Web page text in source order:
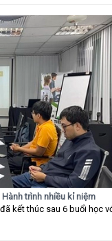
trình nhiều kỉ niệm
kết thúc sau 6 buổi học